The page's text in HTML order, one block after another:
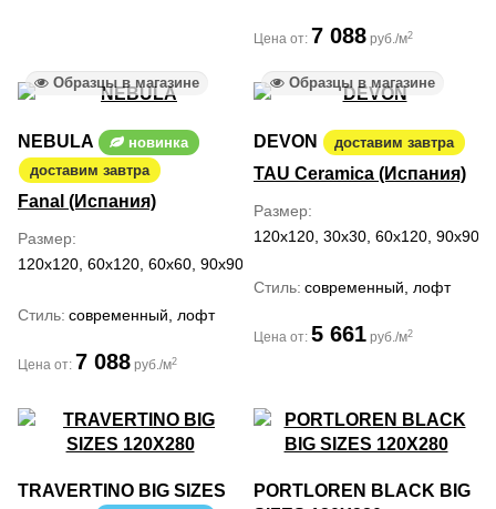
Цена от: 7 088 руб./м2
Образцы в магазине
NEBULA
новинка
доставим завтра
Fanal (Испания)
Размер
120x120, 60x120, 60x60, 90x90
Стиль современный, лофт
Цена от: 7 088 руб./м2
Образцы в магазине
DEVON доставим завтра
TAU Ceramica (Испания)
Размер
120x120, 30x30, 60x120, 90x90
Стиль современный, лофт
Цена от: 5 661 руб./м2
TRAVERTINO BIG SIZES
PORTLOREN BLACK BIG